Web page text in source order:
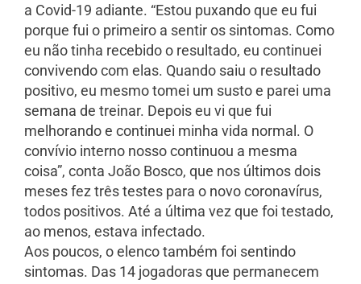
a Covid-19 adiante. “Estou puxando que eu fui
porque fui o primeiro a sentir os sintomas. Como
eu não tinha recebido o resultado, eu continuei
convivendo com elas. Quando saiu o resultado
positivo, eu mesmo tomei um susto e parei uma
semana de treinar. Depois eu vi que fui
melhorando e continuei minha vida normal. O
convívio interno nosso continuou a mesma
coisa”, conta João Bosco, que nos últimos dois
meses fez três testes para o novo coronavírus,
todos positivos. Até a última vez que foi testado,
ao menos, estava infectado.
Aos poucos, o elenco também foi sentindo
sintomas. Das 14 jogadoras que permanecem